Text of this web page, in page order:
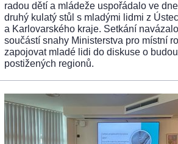
radou dětí a mládeže uspořádalo ve
druhý kulatý stůl s mladými lidmi z
a Karlovarského kraje. Setkání
součástí snahy Ministerstva pro místní
zapojovat mladé lidi do diskuse o
postižených regionů.